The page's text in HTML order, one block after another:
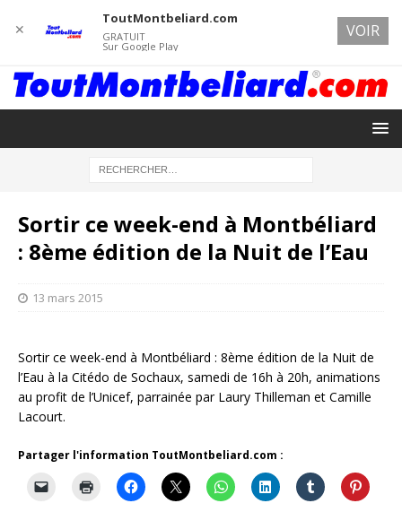
Sortir ce week-end à Montbéliard
: 8ème édition de la Nuit de l’Eau
13 mars 2015
Sortir ce week-end à Montbéliard : 8ème édition de la Nuit de
l’Eau à la Citédo de Sochaux, samedi de 16h à 20h, animations
au profit de l’Unicef, parrainée par Laury Thilleman et Camille
Lacourt.
Partager l'information ToutMontbeliard.com :
✕
ToutMontbeliard.com
GRATUIT
Sur Google Play
VOIR